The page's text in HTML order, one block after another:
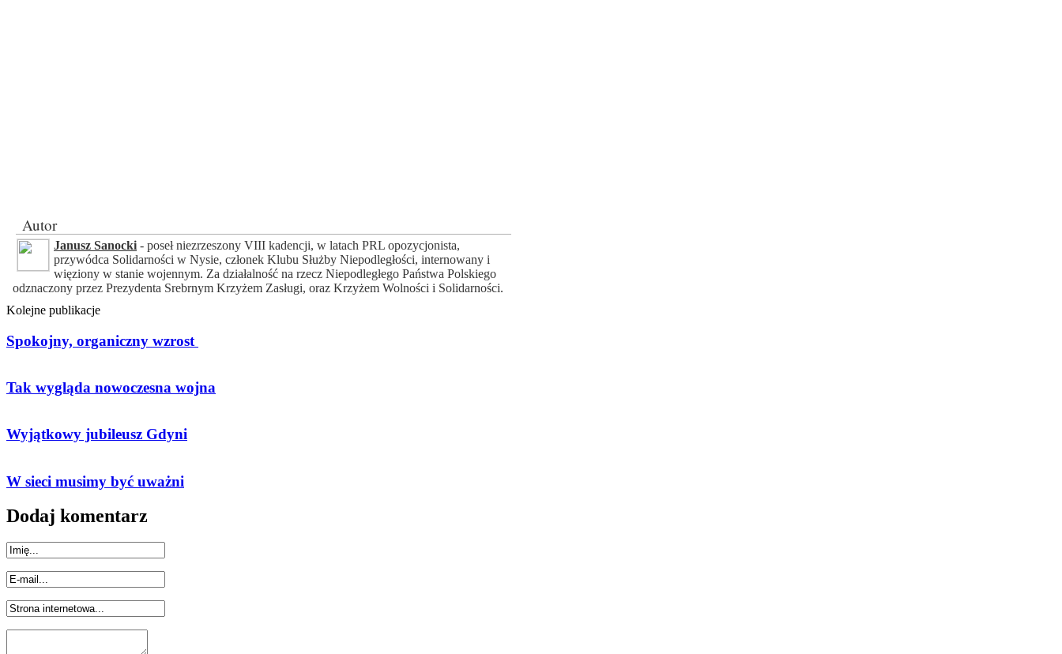
Autor
Janusz Sanocki - poseł niezrzeszony VIII kadencji, w latach PRL opozycjonista,
przywódca Solidarności w Nysie, członek Klubu Służby Niepodległości, internowany i
więziony w stanie wojennym. Za działalność na rzecz Niepodległego Państwa Polskiego
odznaczony przez Prezydenta Srebrnym Krzyżem Zasługi, oraz Krzyżem Wolności i Solidarności.
Kolejne publikacje
Spokojny, organiczny wzrost
Tak wygląda nowoczesna wojna
Wyjątkowy jubileusz Gdyni
W sieci musimy być uważni
Dodaj komentarz